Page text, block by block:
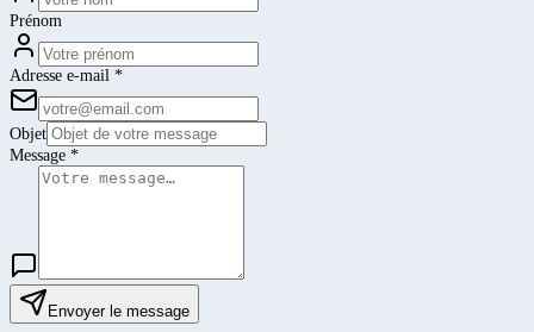
Prénom
Adresse e-mail *
Objet
Message *
Envoyer le message